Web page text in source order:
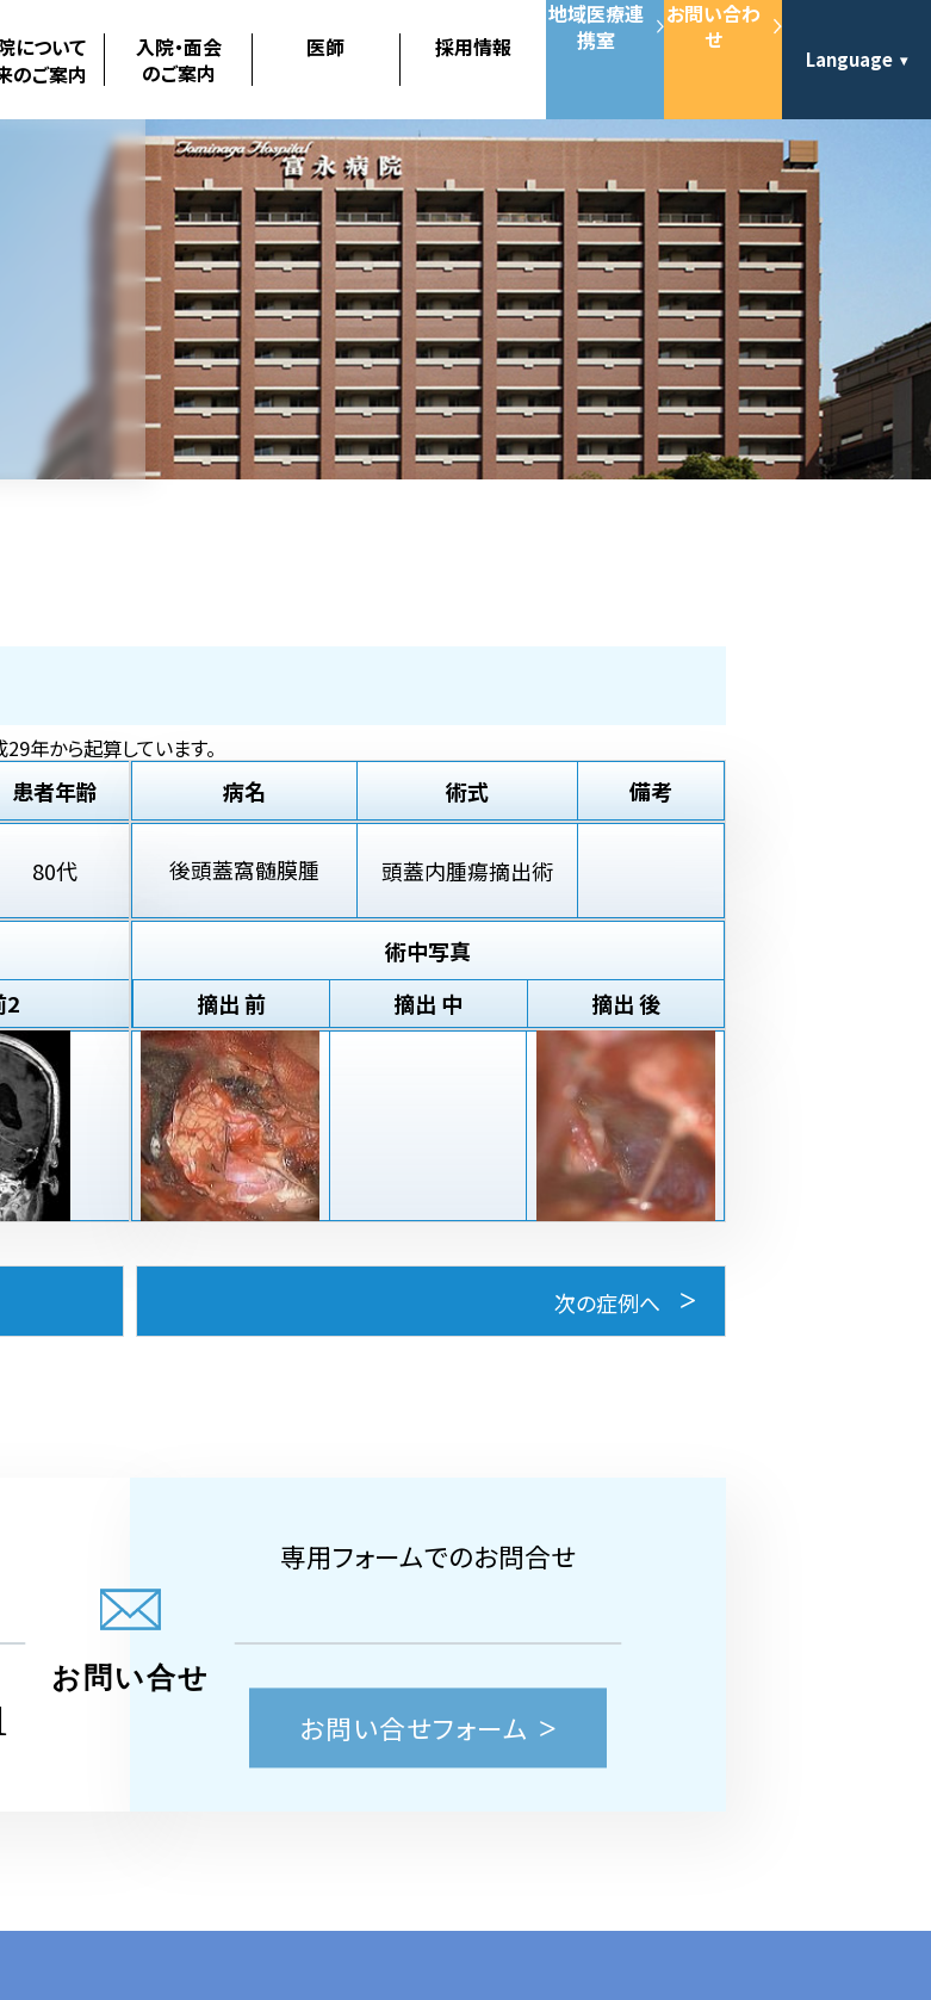
について
のご案内
入院・面会
のご案内
医師 採用情報
地域医療連
携室
お問い合わ
せ
Language
年から起算しています。
患者年齢
80代
病名 術式 備考
後頭蓋窩髄膜腫 頭蓋内腫瘍摘出術
2
術中写真
摘出 前
摘出 中 摘出 後
次の症例へ
専用フォームでのお問合せ
お問い合せフォーム
お問い合せ